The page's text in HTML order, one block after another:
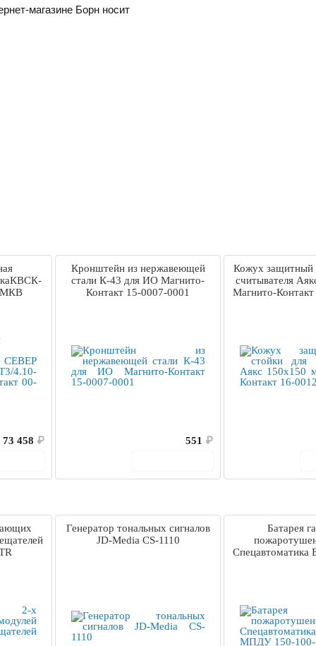
магазине Борн носит
73 458 ₽
Кронштейн из нержавеющей
стали К-43 для ИО Магнито-
Контакт 15-0007-0001
551 ₽
Кожух защитный
считывателя
Магнито-
Генератор тональных сигналов
JD-Media CS-1110
Батарея